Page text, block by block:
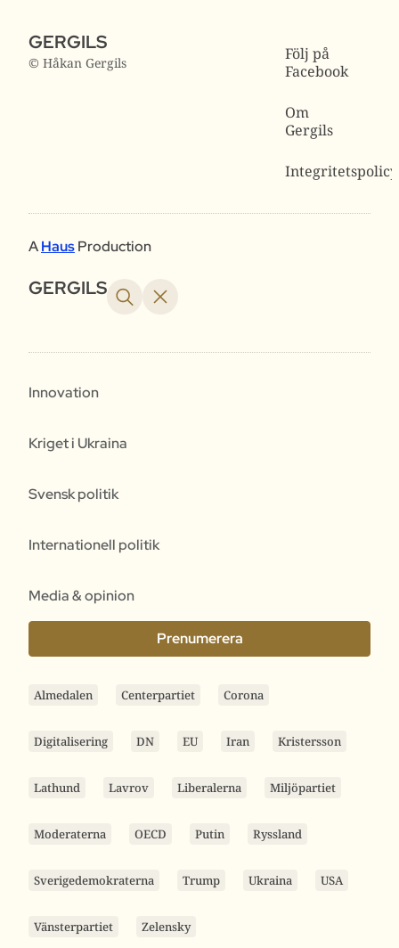
GERGILS
© Håkan Gergils
Följ på
Facebook
Om
Gergils
Integritetspolicy
AHausProduction
GERGILS
Innovation
Kriget i Ukraina
Svensk politik
Internationell politik
Media & opinion
Prenumerera
Almedalen Centerpartiet Corona
Digitalisering DN EU Iran Kristersson
Lathund Lavrov Liberalerna Miljöpartiet
Moderaterna OECD Putin Ryssland
Sverigedemokraterna Trump Ukraina USA
Vänsterpartiet Zelensky